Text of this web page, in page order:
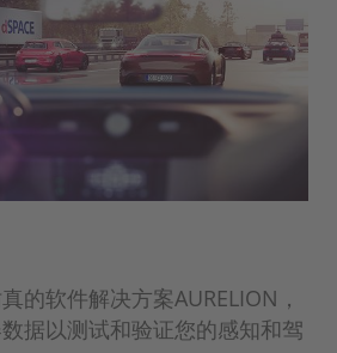
的软件解决方案AURELION，
据以测试和验证您的感知和驾